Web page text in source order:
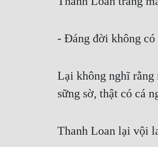
- Đáng đời không
Lại không nghĩ rằng
sững sờ, thật có cá
Thanh Loan lại vội